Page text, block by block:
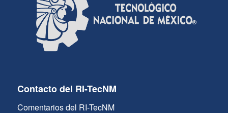
Contacto del RI-TecNM
Comentarios del RI-TecNM